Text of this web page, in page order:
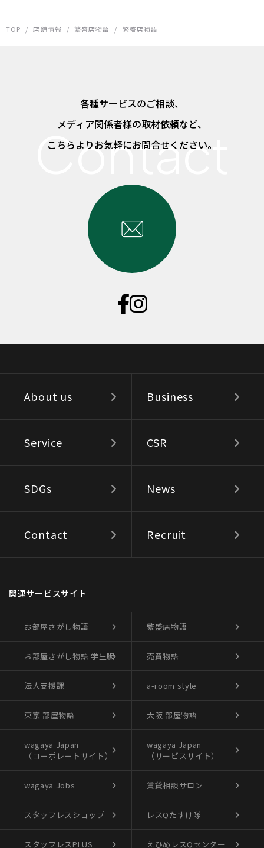
TOP / 店舗情報 / 繁盛店物語 / 繁盛店物語
各種サービスのご相談、
メディア関係者様の取材依頼など、
こちらよりお気軽にお問合せください。
About us Business
Service CSR
SDGs News
Contact Recruit
関連サービスサイト
お部屋さがし物語 繁盛店物語
お部屋さがし物語 学生版 売買物語
法人支援課 a-room style
東京 部屋物語 大阪 部屋物語
wagaya Japan
（コーポレートサイト）
wagaya Japan
（サービスサイト）
wagaya Jobs 賃貸相談サロン
スタッフレスショップ レスQたすけ隊
スタッフレスPLUS えひめレスQセンター